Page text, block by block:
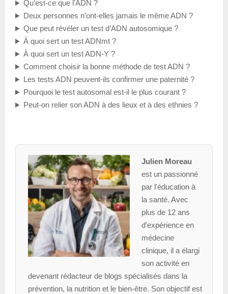
Qu’est-ce que l’ADN ?
Deux personnes n’ont-elles jamais le même ADN ?
Que peut révéler un test d’ADN autosomique ?
À quoi sert un test ADNmt ?
À quoi sert un test ADN-Y ?
Comment choisir la bonne méthode de test ADN ?
Les tests ADN peuvent-ils confirmer une paternité ?
Pourquoi le test autosomal est-il le plus courant ?
Peut-on relier son ADN à des lieux et à des ethnies ?
Julien Moreau
est un passionné
par l'éducation à
la santé. Avec
plus de 12 ans
d'expérience en
médecine
clinique, il a élargi
son activité en
devenant rédacteur de blogs spécialisés dans la
prévention, la nutrition et le bien-être. Son objectif est